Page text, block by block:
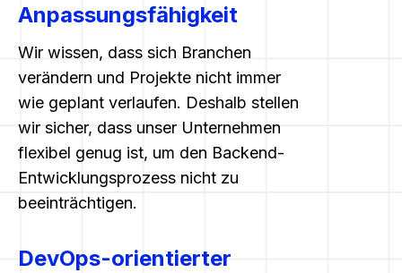
Anpassungsfähigkeit
Wir wissen, dass sich Branchen
verändern und Projekte nicht immer
wie geplant verlaufen. Deshalb stellen
wir sicher, dass unser Unternehmen
flexibel genug ist, um den Backend-
Entwicklungsprozess nicht zu
beeinträchtigen.
DevOps-orientierter